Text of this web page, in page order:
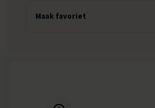
Maak favoriet